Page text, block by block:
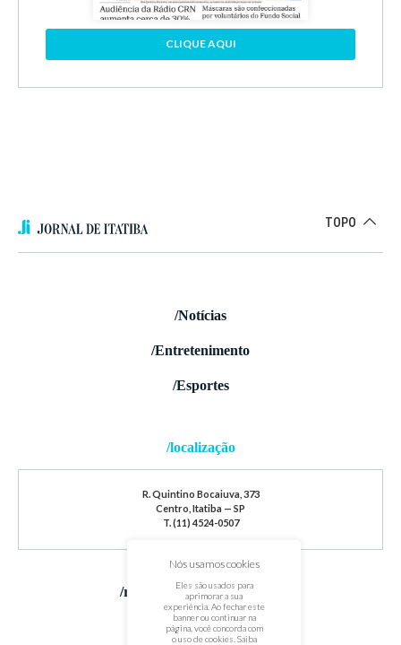
CLIQUE AQUI
TOPO
/Notícias
/Entretenimento
/Esportes
/localização
R. Quintino Bocaiuva, 373
Centro, Itatiba — SP
T. (11) 4524-0507
/redes sociais
Nós usamos cookies
Eles são usados para
aprimorar a sua
experiência. Ao fechar este
banner ou continuar na
página, você concorda com
o uso de cookies. Saiba